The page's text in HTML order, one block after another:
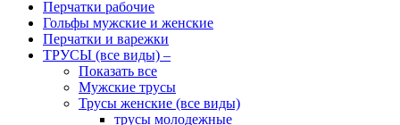
Перчатки рабочие
Гольфы мужские и женские
Перчатки и варежки
ТРУСЫ (все виды) –
Показать все
Мужские трусы
Трусы женские (все виды)
трусы молодежные